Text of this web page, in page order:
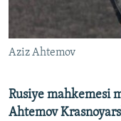
QOŞULIÑIZ!
RFE/RS bütün
Aziz Ahtemov
Rusiye mahkemesi
Ahtemov